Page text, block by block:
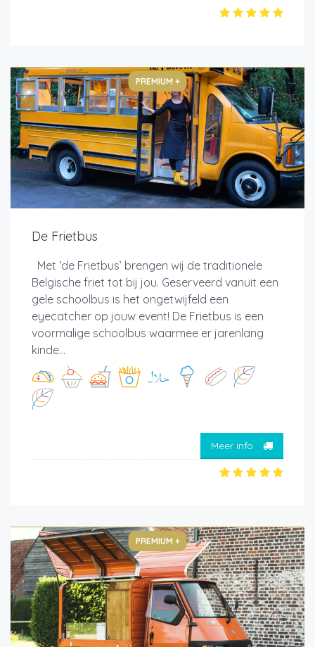
PREMIUM +
De Frietbus
Met ‘de Frietbus’ brengen wij de traditionele
Belgische friet tot bij jou. Geserveerd vanuit een
gele schoolbus is het ongetwijfeld een
eyecatcher op jouw event! De Frietbus is een
voormalige schoolbus waarmee er jarenlang
kinde...
Meer info
PREMIUM +